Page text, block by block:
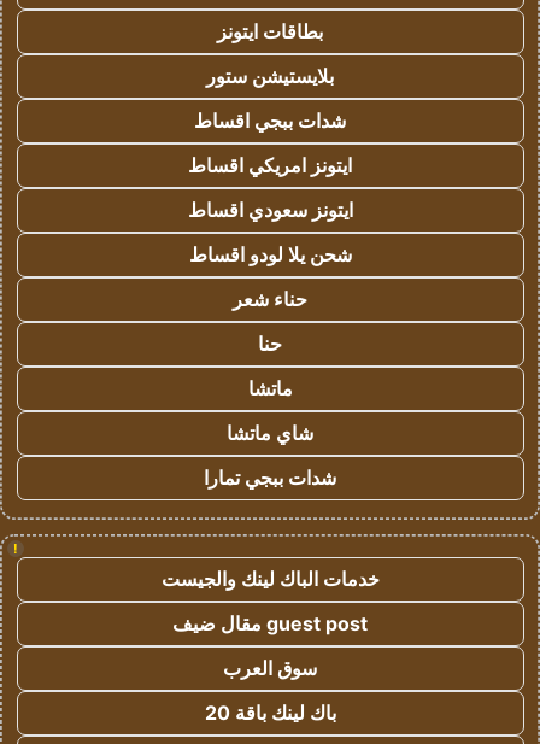
بطاقات ايتونز
بلايستيشن ستور
شدات ببجي اقساط
ايتونز امريكي اقساط
ايتونز سعودي اقساط
شحن يلا لودو اقساط
حناء شعر
حنا
ماتشا
شاي ماتشا
شدات ببجي تمارا
!
خدمات الباك لينك والجيست
guest post مقال ضيف
سوق العرب
باك لينك باقة 20